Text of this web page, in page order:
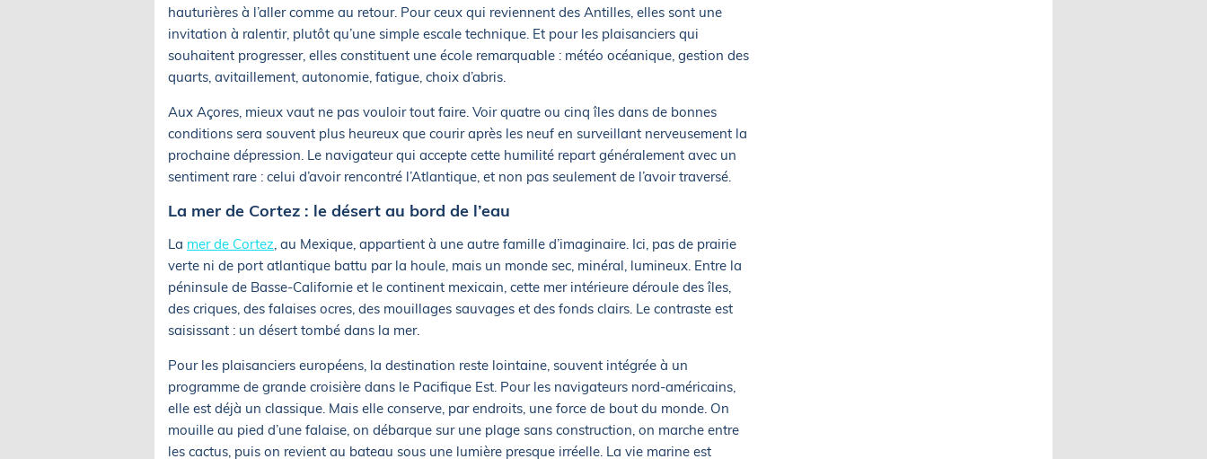
hauturières à l’aller comme au retour. Pour ceux qui reviennent des Antilles, elles sont une
invitation à ralentir, plutôt qu’une simple escale technique. Et pour les plaisanciers qui
souhaitent progresser, elles constituent une école remarquable : météo océanique, gestion des
quarts, avitaillement, autonomie, fatigue, choix d’abris.
Aux Açores, mieux vaut ne pas vouloir tout faire. Voir quatre ou cinq îles dans de bonnes
conditions sera souvent plus heureux que courir après les neuf en surveillant nerveusement la
prochaine dépression. Le navigateur qui accepte cette humilité repart généralement avec un
sentiment rare : celui d’avoir rencontré l’Atlantique, et non pas seulement de l’avoir traversé.
La mer de Cortez : le désert au bord de l’eau
La mer de Cortez, au Mexique, appartient à une autre famille d’imaginaire. Ici, pas de prairie
verte ni de port atlantique battu par la houle, mais un monde sec, minéral, lumineux. Entre la
péninsule de Basse-Californie et le continent mexicain, cette mer intérieure déroule des îles,
des criques, des falaises ocres, des mouillages sauvages et des fonds clairs. Le contraste est
saisissant : un désert tombé dans la mer.
Pour les plaisanciers européens, la destination reste lointaine, souvent intégrée à un
programme de grande croisière dans le Pacifique Est. Pour les navigateurs nord-américains,
elle est déjà un classique. Mais elle conserve, par endroits, une force de bout du monde. On
mouille au pied d’une falaise, on débarque sur une plage sans construction, on marche entre
les cactus, puis on revient au bateau sous une lumière presque irréelle. La vie marine est